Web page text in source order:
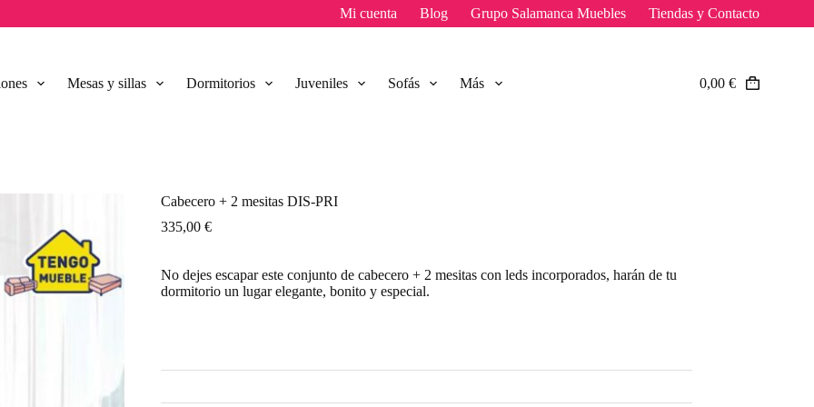
Mi cuenta Blog Grupo Salamanca Muebles Tiendas y Contacto
Mesas y sillas Dormitorios Juveniles Sofás Más
Carro
0,00 €
Cabecero + 2 mesitas DIS-PRI
335,00 €
No dejes escapar este conjunto de cabecero + 2 mesitas con leds incorporados, harán de tu
dormitorio un lugar elegante, bonito y especial.